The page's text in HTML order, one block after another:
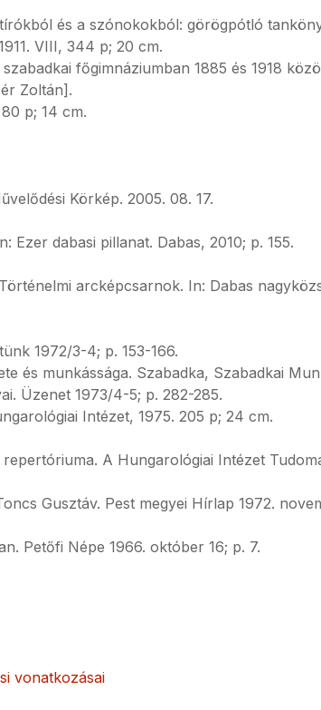
és a szónokokból: görögpótló
VIII, 344 p; 20 cm.
főgimnáziumban 1885 és 1918
Zoltán].
p; 14 cm.
Körkép. 2005. 08. 17.
Ezer dabasi pillanat. Dabas, 2010; p. 155.
arcképcsarnok. In: Dabas
1972/3-4; p. 153-166.
és munkássága. Szabadka, Szabadkai
Üzenet 1973/4-5; p. 282-285.
Intézet, 1975. 205 p; 24 cm.
A Hungarológiai Intézet
Gusztáv. Pest megyei Hírlap 1972.
Petőfi Népe 1966. október 16; p. 7.
vonatkozásai